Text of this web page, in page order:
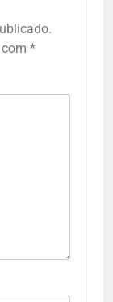
*